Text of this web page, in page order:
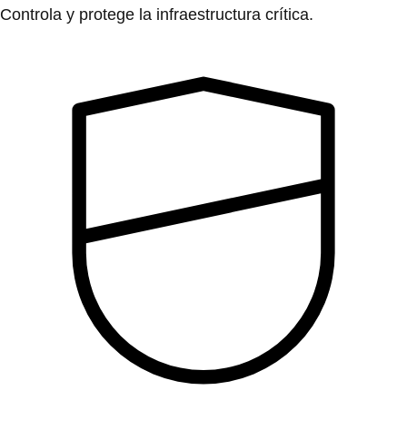
Controla y protege la infraestructura crítica.